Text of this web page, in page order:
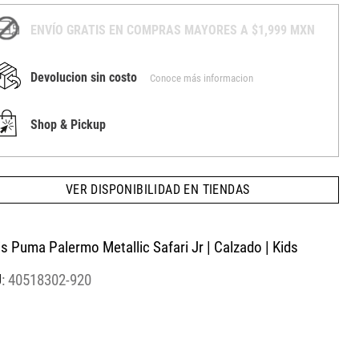
ENVÍO GRATIS EN COMPRAS MAYORES A $1,999 MXN
Devolucion sin costo Conoce más informacion
Shop & Pickup
VER DISPONIBILIDAD EN TIENDAS
Puma Palermo Metallic Safari Jr | Calzado | Kids
:40518302-920